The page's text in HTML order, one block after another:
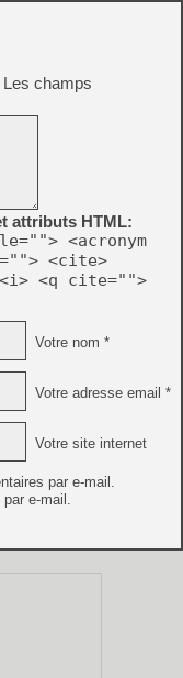
Les champs
attributs HTML:
<acronym
<cite>
<i> <q cite="">
Votre nom *
Votre adresse email *
Votre site internet
par e-mail.
e-mail.